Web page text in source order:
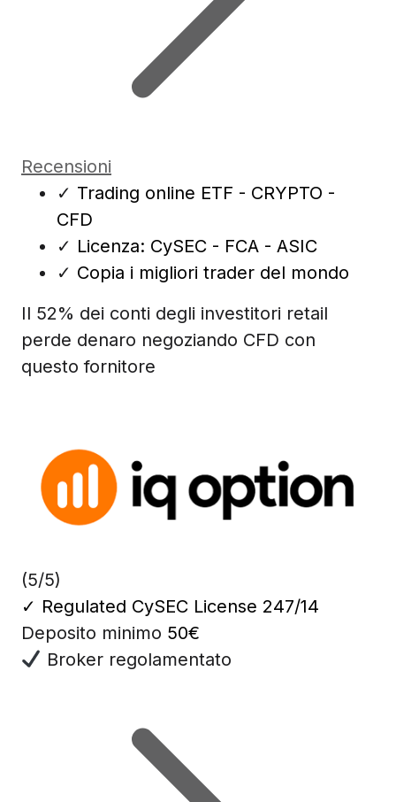
Recensioni
✓ Trading online ETF - CRYPTO -
CFD
✓ Licenza: CySEC - FCA - ASIC
✓ Copia i migliori trader del mondo
Il 52% dei conti degli investitori retail
perde denaro negoziando CFD con
questo fornitore
(5/5)
✓ Regulated CySEC License 247/14
Deposito minimo 50€
Broker regolamentato